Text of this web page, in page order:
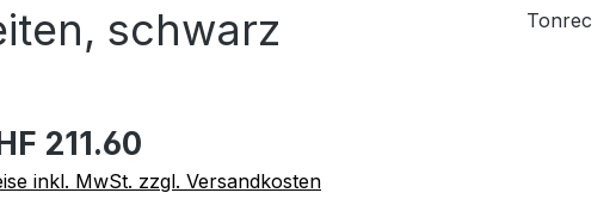
schwarz Tonrec
211.60
inkl. MwSt. zzgl. Versandkosten